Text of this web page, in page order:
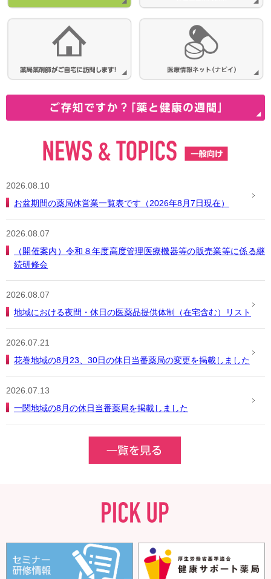
2026.08.10
お盆期間の薬局休営業一覧表です（2026年8月7日現在）
2026.08.07
（開催案内）令和８年度高度管理医療機器等の販売業等に係る継
続研修会
2026.08.07
地域における夜間・休日の医薬品提供体制（在宅含む）リスト
2026.07.21
花巻地域の8月23、30日の休日当番薬局の変更を掲載しました
2026.07.13
一関地域の8月の休日当番薬局を掲載しました